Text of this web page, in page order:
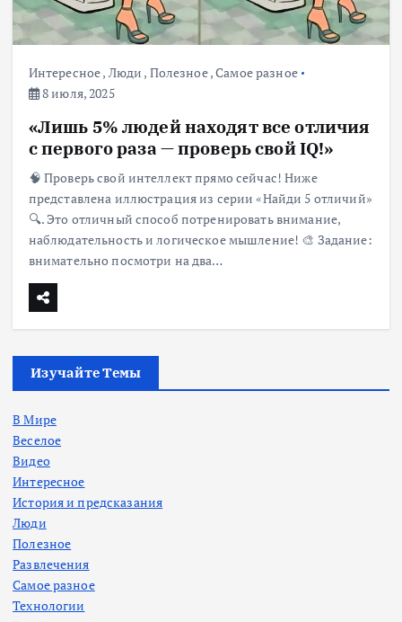
Интересное, Люди , Полезное,Самое разное
8 июля, 2025
«Лишь 5% людей находят все отличия
с первого раза — проверь свой IQ!»
🧠 Проверь свой интеллект прямо сейчас! Ниже
представлена иллюстрация из серии «Найди 5 отличий»
🔍. Это отличный способ потренировать внимание,
наблюдательность и логическое мышление! 🎨 Задание:
внимательно посмотри на два…
Изучайте Темы
В Мире
Веселое
Видео
Интересное
История и предсказания
Люди
Полезное
Развлечения
Самое разное
Технологии